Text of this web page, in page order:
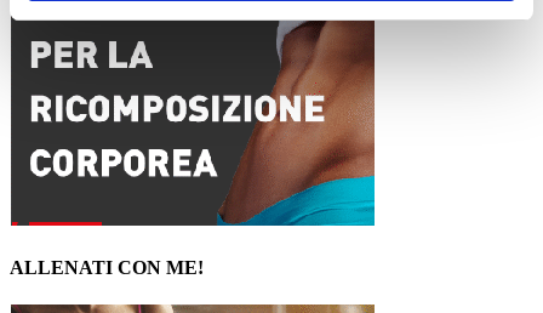
ALLENATI CON ME!